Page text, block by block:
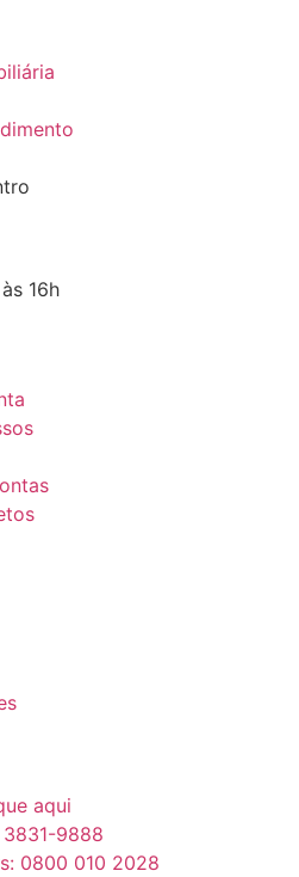
16h
aqui
9888
0800 010 2028